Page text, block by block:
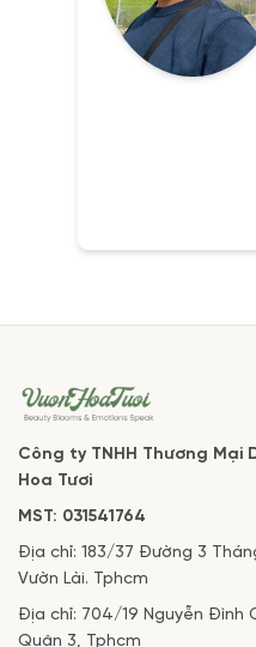
Công ty TNHH Thương Mại
Hoa Tươi
MST: 031541764
Địa chỉ: 183/37 Đường 3
Vườn Lài. Tphcm
Địa chỉ: 704/19 Nguyễn Đình
Quận 3, Tphcm